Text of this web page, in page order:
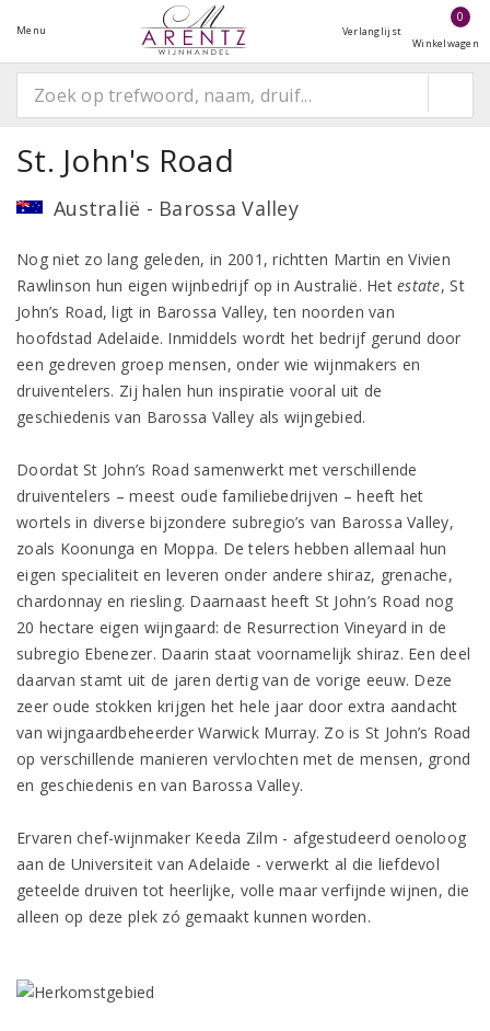
Menu Verlanglijst
0
Winkelwagen
St. John's Road
Australië - Barossa Valley
Nog niet zo lang geleden, in 2001, richtten Martin en Vivien
Rawlinson hun eigen wijnbedrijf op in Australië. Hetestate, St
John’s Road, ligt in Barossa Valley, ten noorden van
hoofdstad Adelaide. Inmiddels wordt het bedrijf gerund door
een gedreven groep mensen, onder wie wijnmakers en
druiventelers. Zij halen hun inspiratie vooral uit de
geschiedenis van Barossa Valley als wijngebied.
Doordat St John’s Road samenwerkt met verschillende
druiventelers – meest oude familiebedrijven – heeft het
wortels in diverse bijzondere subregio’s van Barossa Valley,
zoals Koonunga en Moppa. De telers hebben allemaal hun
eigen specialiteit en leveren onder andere shiraz, grenache,
chardonnay en riesling. Daarnaast heeft St John’s Road nog
20 hectare eigen wijngaard: de Resurrection Vineyard in de
subregio Ebenezer. Daarin staat voornamelijk shiraz. Een deel
daarvan stamt uit de jaren dertig van de vorige eeuw. Deze
zeer oude stokken krijgen het hele jaar door extra aandacht
van wijngaardbeheerder Warwick Murray. Zo is St John’s Road
op verschillende manieren vervlochten met de mensen, grond
en geschiedenis en van Barossa Valley.
Ervaren chef-wijnmaker Keeda Zilm - afgestudeerd oenoloog
aan de Universiteit van Adelaide - verwerkt al die liefdevol
geteelde druiven tot heerlijke, volle maar verfijnde wijnen, die
alleen op deze plek zó gemaakt kunnen worden.